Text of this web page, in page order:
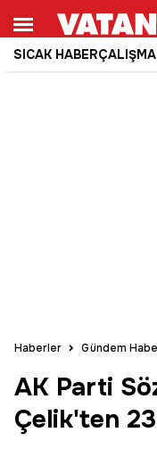
SICAK HABER
Haberler Gündem
AK Parti
Çelik'ten